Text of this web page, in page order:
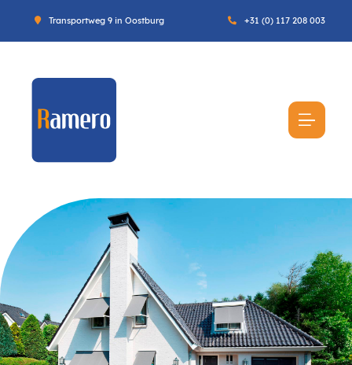
Transportweg 9 in Oostburg +31 (0) 117 208 003